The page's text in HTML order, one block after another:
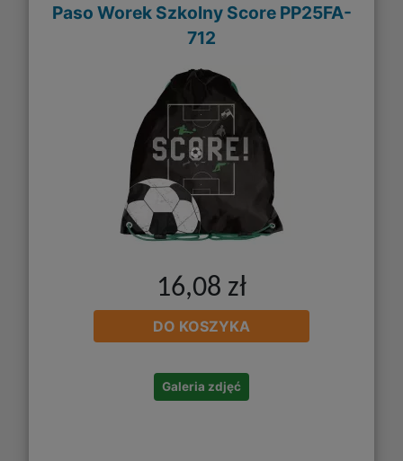
Paso Worek Szkolny Score PP25FA-
712
16,08 zł
DO KOSZYKA
Galeria zdjęć